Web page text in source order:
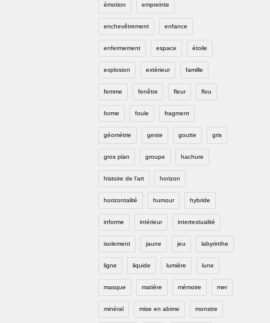
émotion empreinte
enchevêtrement enfance
enfermement espace étoile
explosion extérieur famille
femme fenêtre fleur flou
forme foule fragment
géométrie geste goutte gris
gros plan groupe hachure
histoire de l'art horizon
horizontalité humour hybride
informe intérieur intertextualité
isolement jaune jeu labyrinthe
ligne liquide lumière lune
masque matière mémoire mer
minéral mise en abime monstre